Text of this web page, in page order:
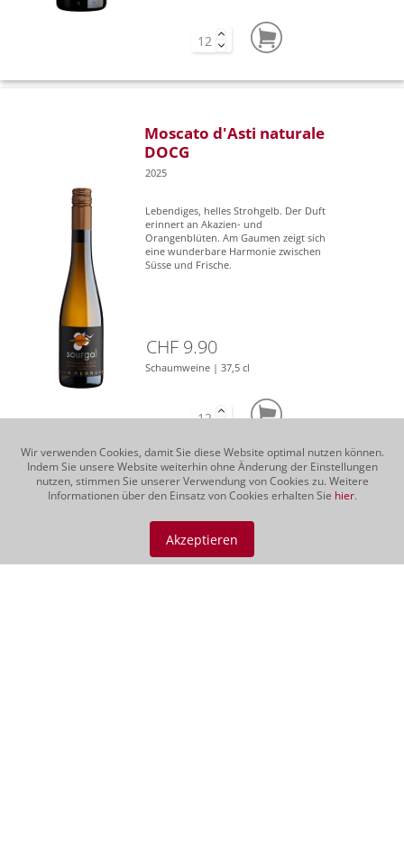
Wir verwenden Cookies, damit Sie diese Website optimal nutzen können.
Indem Sie unsere Website weiterhin ohne Änderung der Einstellungen
nutzen, stimmen Sie unserer Verwendung von Cookies zu. Weitere
Informationen über den Einsatz von Cookies erhalten Sie hier.
Akzeptieren
Moscato d'Asti naturale
DOCG
2025
Lebendiges, helles Strohgelb. Der Duft
erinnert an Akazien- und
Orangenblüten. Am Gaumen zeigt sich
eine wunderbare Harmonie zwischen
Süsse und Frische.
CHF 9.90
Schaumweine | 37,5 cl